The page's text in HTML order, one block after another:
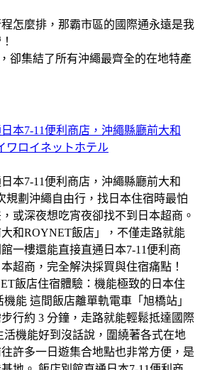
怎麼排，那霸市區的國際通永遠是我
卻集結了所有沖繩最齊全的在地特產
本7-11便利商店，沖繩縣廳前大和
ワロイネットホテル